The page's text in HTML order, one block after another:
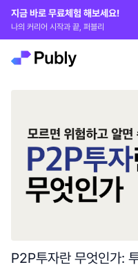
지금 바로 무료체험 해보세요!
나의 커리어 시작과 끝, 퍼블리
P2P투자란 무엇인가: